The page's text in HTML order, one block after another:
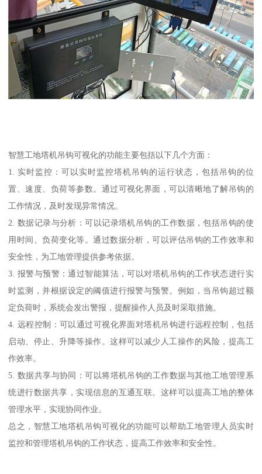
智慧工地塔机吊钩可视化的功能主要包括以下几个方面：
1. 实时监控：可以实时监控塔机吊钩的运行状态，包括吊钩的位
置、速度、负荷等参数。通过可视化界面，可以清晰地了解吊钩的
工作情况，及时发现异常情况。
2. 数据记录与分析：可以记录塔机吊钩的工作数据，包括吊钩的使
用时间、负荷变化等。通过数据分析，可以评估吊钩的工作效率和
安全性，为工地管理提供参考依据。
3. 报警与预警：通过智能算法，可以对塔机吊钩的工作状态进行实
时监测，并根据设定的阈值进行报警与预警。例如，当吊钩超过额
定负荷时，系统会发出警报，提醒操作人员及时采取措施。
4. 远程控制：可以通过可视化界面对塔机吊钩进行远程控制，包括
启动、停止、升降等操作。这样可以减少人工操作的风险，提高工
作效率。
5. 数据共享与协同：可以将塔机吊钩的工作数据与其他工地管理系
统进行数据共享，实现信息的互通互联。这样可以提高工地的整体
管理水平，实现协同作业。
总之，智慧工地塔机吊钩可视化的功能可以帮助工地管理人员实时
监控和管理塔机吊钩的工作状态，提高工作效率和安全性。